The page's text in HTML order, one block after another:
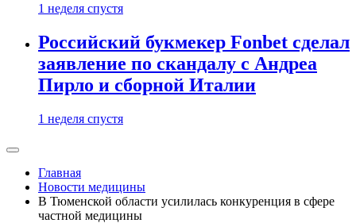
1 неделя спустя
Российский букмекер Fonbet сделал
заявление по скандалу с Андреа
Пирло и сборной Италии
1 неделя спустя
Главная
Новости медицины
В Тюменской области усилилась конкуренция в сфере
частной медицины